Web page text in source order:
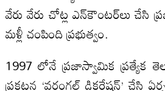
వేరు వేరు చోట్ల ఎన్‌కౌంటర్‌లు చేసి
మళ్లీ చంపింది ప్రభుత్వం.
1997 లోనే ప్రజాస్వామిక ప్రత్యేక
ప్రకటన ‘వరంగల్‌ డిక్లరేషన్‌’ చేసి